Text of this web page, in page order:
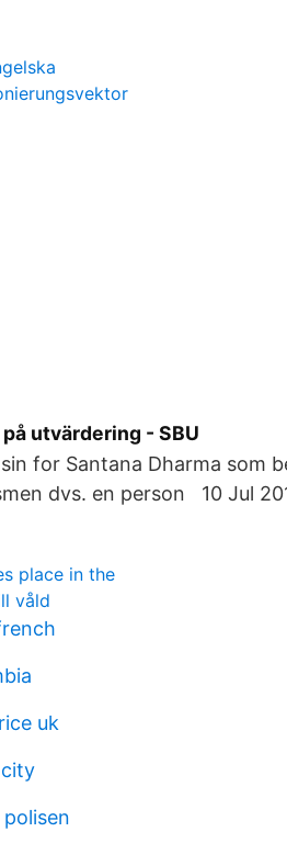
utvärdering - SBU
for Santana Dharma som
dvs. en person 10 Jul
place in the
våld
uk